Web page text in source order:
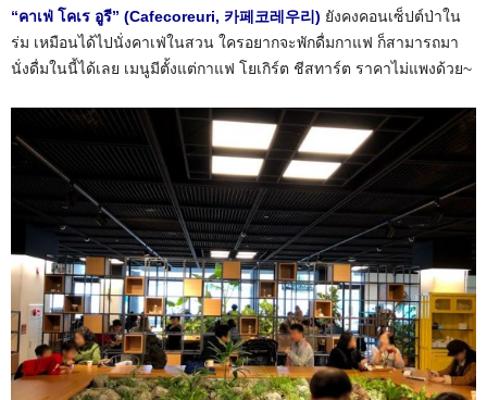
“คาเฟ่ โคเร อูรี” (Cafecoreuri, 카페코레우리) ยังคงคอนเซ็ปต์ป่าใน
ร่ม เหมือนได้ไปนั่งคาเฟ่ในสวน ใครอยากจะพักดื่มกาแฟ ก็สามารถมา
นั่งดื่มในนี้ได้เลย เมนูมีตั้งแต่กาแฟ โยเกิร์ต ชีสทาร์ต ราคาไม่แพงด้วย~